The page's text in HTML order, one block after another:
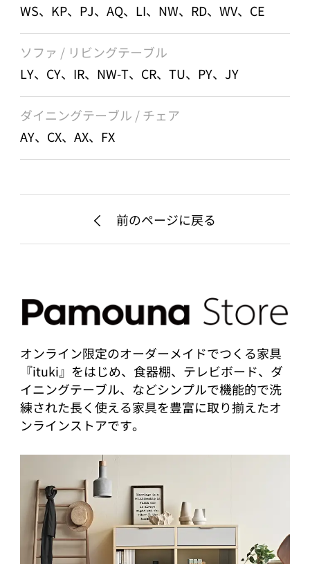
WS、KP、PJ、AQ、LI、NW、RD、WV、CE
ソファ / リビングテーブル
LY、CY、IR、NW-T、CR、TU、PY、JY
ダイニングテーブル / チェア
AY、CX、AX、FX
前のページに戻る
オンライン限定のオーダーメイドでつくる家具
『ituki』をはじめ、食器棚、テレビボード、ダ
イニングテーブル、などシンプルで機能的で洗
練された長く使える家具を豊富に取り揃えたオ
ンラインストアです。